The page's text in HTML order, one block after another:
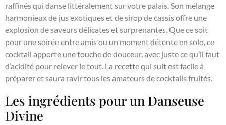
raffinés qui danse littéralement sur votre palais. Son mélange
harmonieux de jus exotiques et de sirop de cassis offre une
explosion de saveurs délicates et surprenantes. Que ce soit
pour une soirée entre amis ou un moment détente en solo, ce
cocktail apporte une touche de douceur, avec juste ce qu’il faut
d’acidité pour relever le tout. La recette qui suit est facile à
préparer et saura ravir tous les amateurs de cocktails fruités.
Les ingrédients pour un Danseuse
Divine